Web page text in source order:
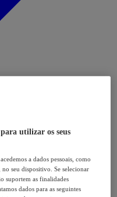
utilizar os seus
a dados pessoais, como
seu dispositivo. Se selecionar
suportem as finalidades
dados para as seguintes